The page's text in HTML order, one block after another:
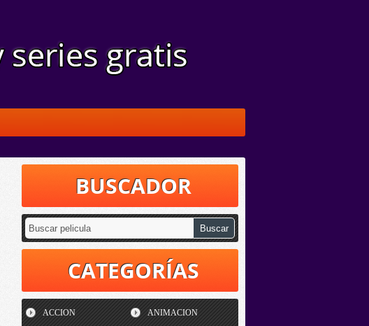
BUSCADOR
CATEGORÍAS
ACCION ANIMACION